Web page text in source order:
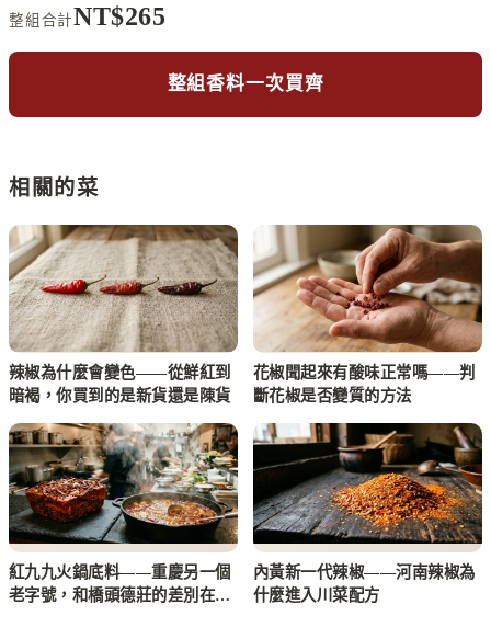
整組合計NT$265
整組香料一次買齊
相關的菜
辣椒為什麼會變色——從鮮紅到
暗褐，你買到的是新貨還是陳貨
花椒聞起來有酸味正常嗎——判
斷花椒是否變質的方法
紅九九火鍋底料——重慶另一個
老字號，和橋頭德莊的差別在哪
內黃新一代辣椒——河南辣椒為
什麼進入川菜配方